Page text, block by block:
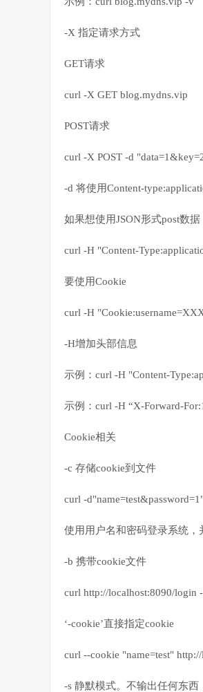
-X 指定请求方式
GET请求
curl -X GET blog.mydns.vip
POST请求
curl -X POST -d
-d 将使用Content-
如果想使用JSON形式post数
curl -H "Content-
要使用Cookie
curl -H
-H增加头部信息
示例：curl -H "Content-
示例：curl -H “X-Forward-
Cookie相关
-c 存储cookie到文件
curl -
使用用户名和密码登录系统，
-b 携带cookie文件
curl http://localhost:8090/login
‘-cookie’直接指定cookie
curl --cookie "name=test"
-s 静默模式。不输出任何东西